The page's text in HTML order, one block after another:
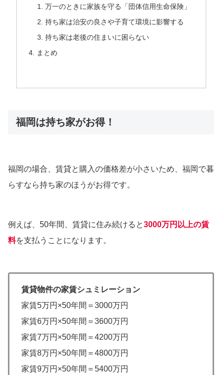
万一のときに家族を守る「団体信用生命保険」
持ち家は治安の良さや子育て環境に影響する
持ち家は老後の住まいに困らない
まとめ
福岡は持ち家がお得！
福岡の場合、賃貸と購入の価格差が小さいため、福岡で暮
らすなら持ち家のほうがお得です。
例えば、50年間、賃貸に住み続けると3000万円以上の賃
料を支払うことになります。
賃貸物件の家賃シュミレーション
家賃5万円×50年間＝3000万円
家賃6万円×50年間＝3600万円
家賃7万円×50年間＝4200万円
家賃8万円×50年間＝4800万円
家賃9万円×50年間＝5400万円